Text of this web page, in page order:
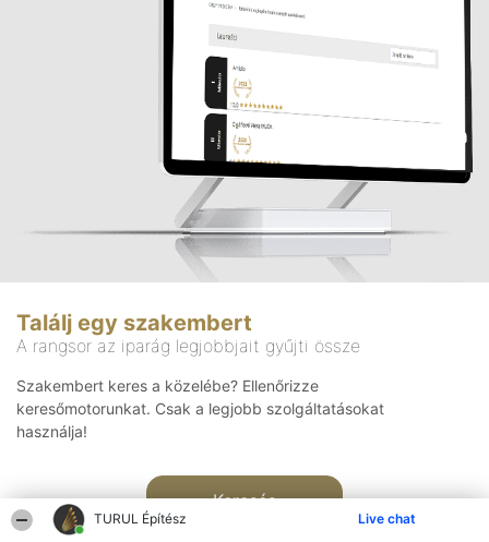
TURUL Építész Live chat
Találj egy szakembert
A rangsor az iparág legjobbjait gyűjti össze
Szakembert keres a közelébe? Ellenőrizze
keresőmotorunkat. Csak a legjobb szolgáltatásokat
használja!
Keresés